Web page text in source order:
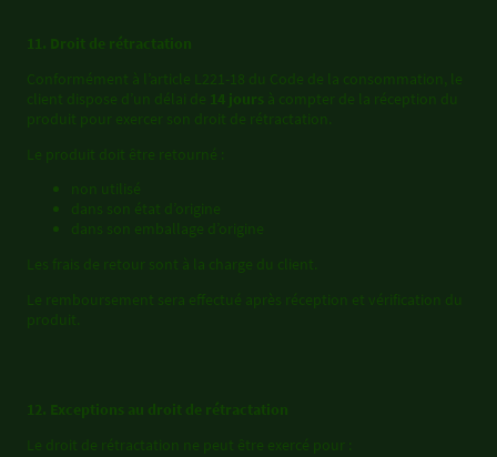
11. Droit de rétractation
Conformément à l’article L221-18 du Code de la consommation, le
client dispose d’un délai de 14 jours à compter de la réception du
produit pour exercer son droit de rétractation.
Le produit doit être retourné :
non utilisé
dans son état d’origine
dans son emballage d’origine
Les frais de retour sont à la charge du client.
Le remboursement sera effectué après réception et vérification du
produit.
12. Exceptions au droit de rétractation
Le droit de rétractation ne peut être exercé pour :